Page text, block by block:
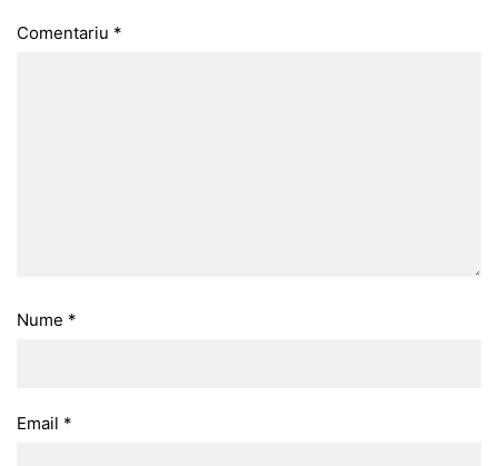
Comentariu *
Nume *
Email *